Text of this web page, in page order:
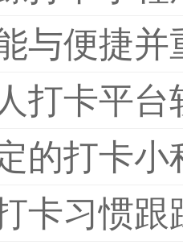
与便捷
打卡平台
的打卡小
卡习惯跟